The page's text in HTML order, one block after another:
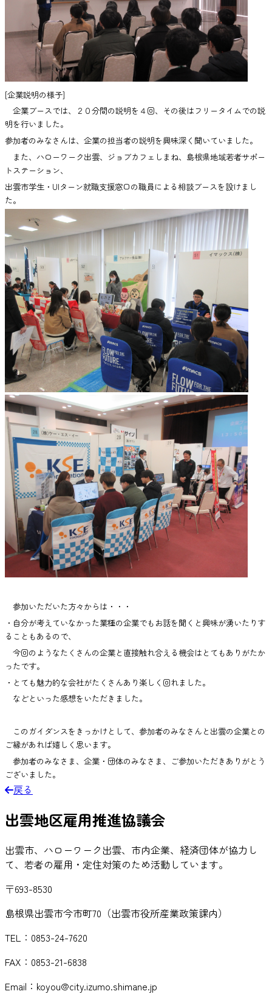
[企業説明の様子]
企業ブースでは、２０分間の説明を４回、その後はフリータイムでの説
明を行いました。
参加者のみなさんは、企業の担当者の説明を興味深く聞いていました。
また、ハローワーク出雲、ジョブカフェしまね、島根県地域若者サポー
トステーション、
出雲市学生・UIターン就職支援窓口の職員による相談ブースを設けまし
た。
参加いただいた方々からは・・・
・自分が考えていなかった業種の企業でもお話を聞くと興味が湧いたりす
ることもあるので、
今回のようなたくさんの企業と直接触れ合える機会はとてもありがたか
ったです。
・とても魅力的な会社がたくさんあり楽しく回れました。
などといった感想をいただきました。
このガイダンスをきっかけとして、参加者のみなさんと出雲の企業との
ご縁があれば嬉しく思います。
参加者のみなさま、企業・団体のみなさま、ご参加いただきありがとう
ございました。
戻る
出雲地区雇用推進協議会
出雲市、ハローワーク出雲、市内企業、経済団体が協力し
て、若者の雇用・定住対策のため活動しています。
〒693-8530
島根県出雲市今市町70（出雲市役所産業政策課内）
TEL：0853-24-7620
FAX：0853-21-6838
Email：koyou@city.izumo.shimane.jp